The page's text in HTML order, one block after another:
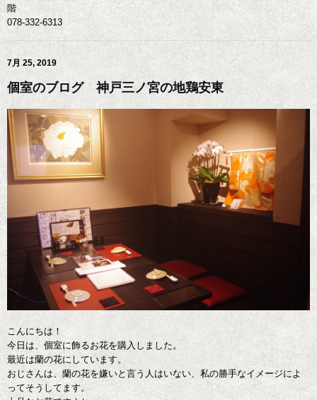
階
078-332-6313
7月 25, 2019
個室のブログ 神戸三ノ宮の地鶏安東
こんにちは！
今日は、個室に飾るお花を購入しました。
最近は蘭の花にしています。
おじさんは、蘭の花を嫌いと言う人はいない、私の勝手なイメージによ
ってそうしてます。